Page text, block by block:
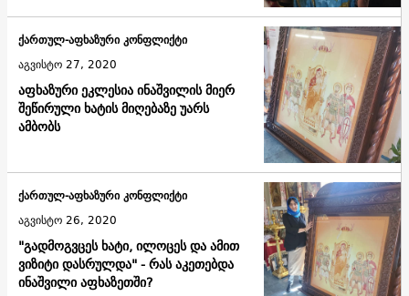
აფხაზური ეკლესია ინაშვილის მიერ
შეწირული ხატის მიღებაზე უარს
ამბობს
ქართულ-აფხაზური კონფლიქტი
აგვისტო 27, 2020
"გადმოგვცეს ხატი, ილოცეს და ამით
ვიზიტი დასრულდა" - რას აკეთებდა
ინაშვილი აფხაზეთში?
ქართულ-აფხაზური კონფლიქტი
აგვისტო 26, 2020